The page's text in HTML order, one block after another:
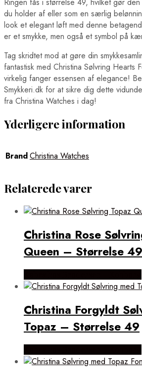
du holder af eller som en særlig
look et elegant løft med denne
er et smykke, men også et symbol på
Tag skridtet mod at gøre din
fantastisk med Christina Sølvring
virkelig fanger essensen af elegance!
Smykkeri.dk for at sikre dig dette
fra Christina Watches i dag!
Yderligere information
BrandChristina Watches
Relaterede varer
Christina Rose
Queen – Størrelse 49
Christina Forgyldt
Topaz – Størrelse 49